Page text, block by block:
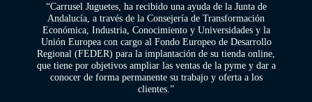
“Carrusel Juguetes, ha recibido una ayuda de la Junta de
Andalucía, a través de la Consejería de Transformación
Económica, Industria, Conocimiento y Universidades y la
Unión Europea con cargo al Fondo Europeo de Desarrollo
Regional (FEDER) para la implantación de su tienda online,
que tiene por objetivos ampliar las ventas de la pyme y dar a
conocer de forma permanente su trabajo y oferta a los
clientes.”